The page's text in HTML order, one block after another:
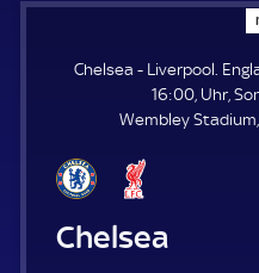
Chelsea - Liverpool.
16:00, Uhr,
Wembley Stadium
Chelsea